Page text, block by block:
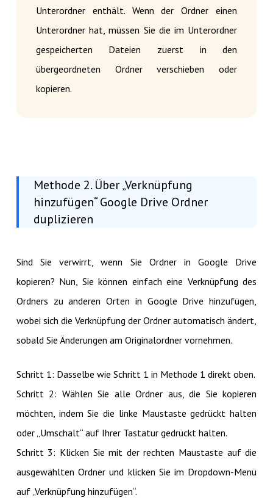
Unterordner enthält. Wenn der Ordner einen
Unterordner hat, müssen Sie die im Unterordner
gespeicherten Dateien zuerst in den
übergeordneten Ordner verschieben oder
kopieren.
Methode 2. Über „Verknüpfung
hinzufügen“ Google Drive Ordner
duplizieren
Sind Sie verwirrt, wenn Sie Ordner in Google Drive
kopieren? Nun, Sie können einfach eine Verknüpfung des
Ordners zu anderen Orten in Google Drive hinzufügen,
wobei sich die Verknüpfung der Ordner automatisch ändert,
sobald Sie Änderungen am Originalordner vornehmen.
Schritt 1: Dasselbe wie Schritt 1 in Methode 1 direkt oben.
Schritt 2: Wählen Sie alle Ordner aus, die Sie kopieren
möchten, indem Sie die linke Maustaste gedrückt halten
oder „Umschalt“ auf Ihrer Tastatur gedrückt halten.
Schritt 3: Klicken Sie mit der rechten Maustaste auf die
ausgewählten Ordner und klicken Sie im Dropdown-Menü
auf „Verknüpfung hinzufügen“.